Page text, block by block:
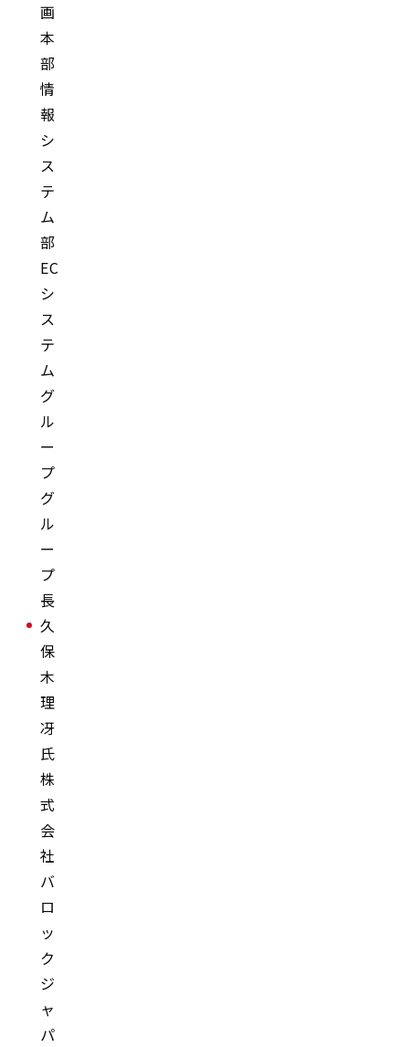
画
本
部
情
報
シ
ス
テ
ム
部
EC
シ
ス
テ
ム
グ
ル
ー
プ
グ
ル
ー
プ
長
久
保
木
理
冴
氏
株
式
会
社
バ
ロ
ッ
ク
ジ
ャ
パ